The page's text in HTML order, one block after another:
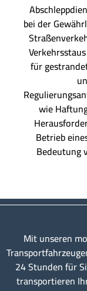
bei der
für
wie
Betrieb
Bedeutung
Mit unseren
24 Stunden für
transportieren